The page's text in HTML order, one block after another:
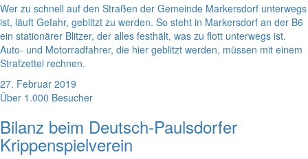
Wer zu schnell auf den Straßen der Gemeinde Markersdorf unterwegs
ist, läuft Gefahr, geblitzt zu werden. So steht in Markersdorf an der B6
ein stationärer Blitzer, der alles festhält, was zu flott unterwegs ist.
Auto- und Motorradfahrer, die hier geblitzt werden, müssen mit einem
Strafzettel rechnen.
27. Februar 2019
Über 1.000 Besucher
Bilanz beim Deutsch-Paulsdorfer
Krippenspielverein